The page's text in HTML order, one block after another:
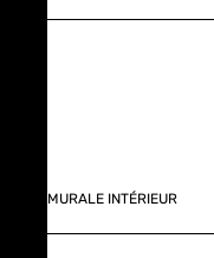
MURALE INTÉRIEUR